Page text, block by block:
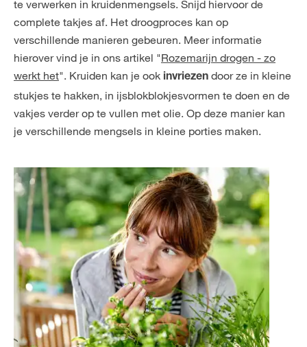
te verwerken in kruidenmengsels. Snijd hiervoor de
complete takjes af. Het droogproces kan op
verschillende manieren gebeuren. Meer informatie
hierover vind je in ons artikel "Rozemarijn drogen - zo
werkt het". Kruiden kan je ook invriezen door ze in kleine
stukjes te hakken, in ijsblokblokjesvormen te doen en de
vakjes verder op te vullen met olie. Op deze manier kan
je verschillende mengsels in kleine porties maken.